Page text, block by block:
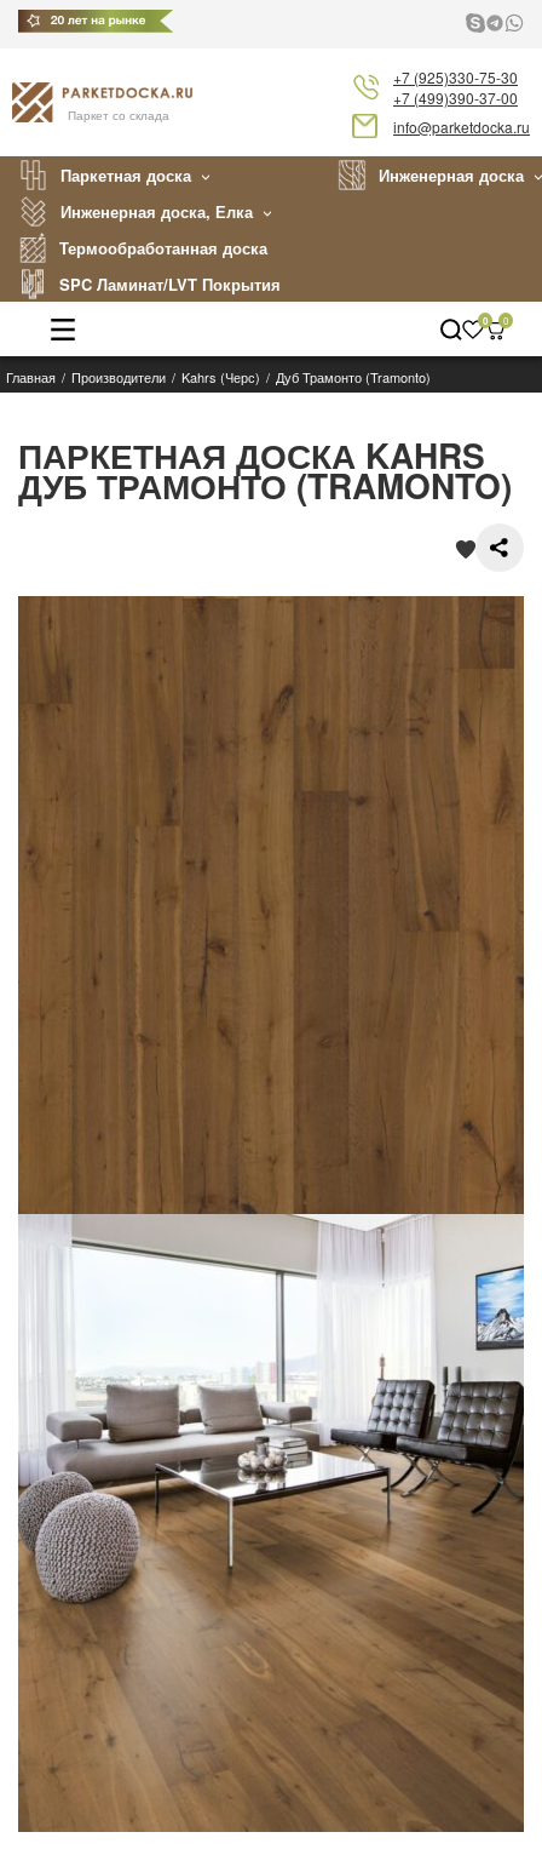
Паркет со склада
+7 (925)330-75-30
+7 (499)390-37-00
info@parketdocka.ru
Паркетная доска
Инженерная доска
Инженерная доска, Елка
Термообработанная доска
SPC Ламинат/LVT Покрытия
Каталог
Укладка
Покупателям
0 0
Главная Производители Kahrs (Черс) Дуб Трамонто (Tramonto)
ПАРКЕТНАЯ ДОСКА KAHRS
ДУБ ТРАМОНТО (TRAMONTO)